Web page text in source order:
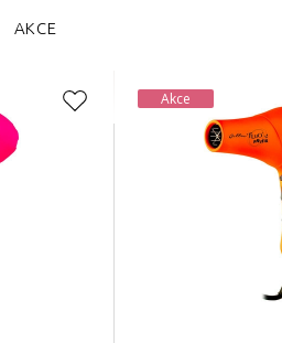
AKCE
Akce